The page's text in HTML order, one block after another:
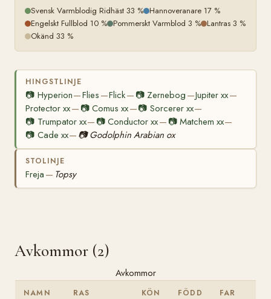
Svensk Varmblodig Ridhäst 33 % Hannoveranare 17 %
Engelskt Fullblod 10 % Pommerskt Varmblod 3 % Lantras 3 %
Okänd 33 %
HINGSTLINJE
📷 Hyperion—Flies —Flick— 📷 Zernebog —Jupiter xx—
Protector xx— 📷Comus xx—📷 Sorcerer xx—
📷 Trumpator xx— 📷Conductor xx— 📷 Matchem xx—
📷 Cade xx— 📷 Godolphin Arabian ox
STOLINJE
Freja — Topsy
Avkommor (2)
Avkommor
NAMN RAS KÖN FÖDD FAR